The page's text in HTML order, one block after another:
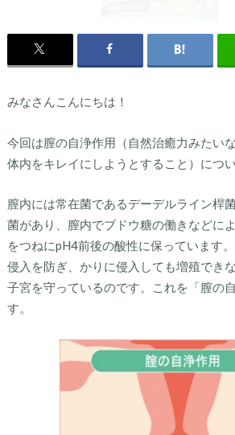
みなさんこんにちは！
今回は膣の自浄作用（自然治癒力みたい
体内をキレイにしようとすること）につ
膣内には常在菌であるデーデルライン桿
菌があり、膣内でブドウ糖の働きなどに
をつねにpH4前後の酸性に保っています
侵入を防ぎ、かりに侵入しても増殖でき
子宮を守っているのです。
これを「膣の
す。